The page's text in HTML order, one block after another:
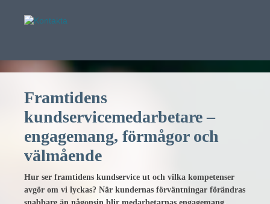
Framtidens
kundservicemedarbetare –
engagemang, förmågor och
välmående
Hur ser framtidens kundservice ut och vilka kompetenser
avgör om vi lyckas? När kundernas förväntningar förändras